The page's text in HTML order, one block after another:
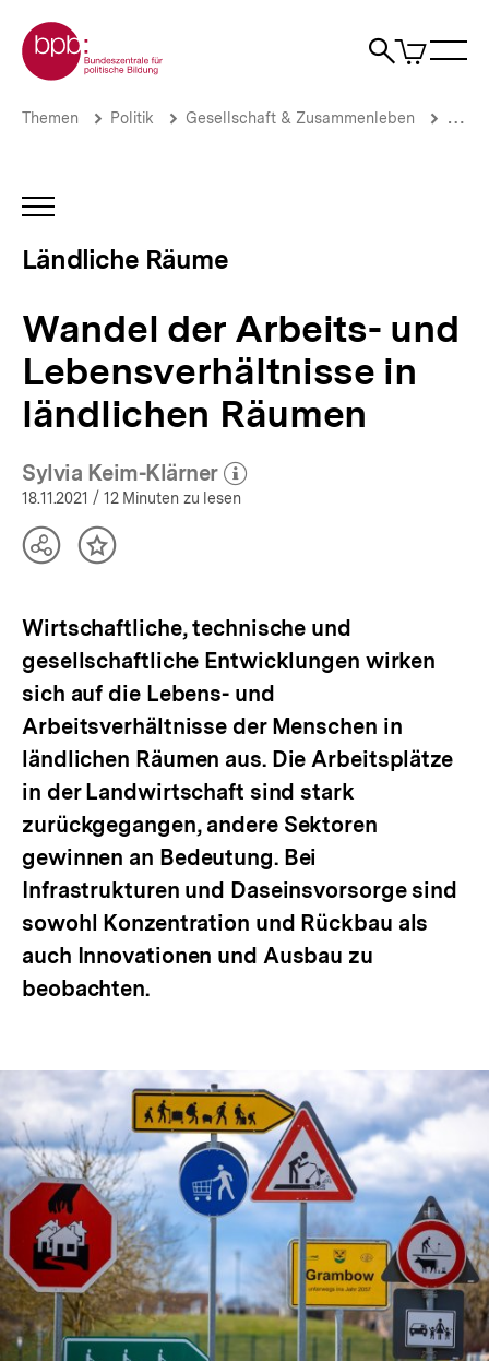
zum
Seiteninhalt
springen
Zur Startseite der bpb
Suche
Artikel
im
Wandel
Lebensverhältnisse
ländlichen
Räumen
Räume
bpb.de
Brotkrümelnavigation
Pfadnavigation
Themen Politik Gesellschaft & Zusammenleben
INHALTSNAVIGATION
Ländliche Räume
Wandel der Arbeits- und
Lebensverhältnisse in
ländlichen Räumen
Sylvia Keim-Klärner
(Mehr zum Autor)
öffnen
18.11.2021 / 12 Minuten zu lesen
TeilenInhalt
Wirtschaftliche, technische und
gesellschaftliche Entwicklungen wirken
sich auf die Lebens- und
Arbeitsverhältnisse der Menschen in
ländlichen Räumen aus. Die Arbeitsplätze
in der Landwirtschaft sind stark
zurückgegangen, andere Sektoren
gewinnen an Bedeutung. Bei
Infrastrukturen und Daseinsvorsorge sind
sowohl Konzentration und Rückbau als
auch Innovationen und Ausbau zu
beobachten.